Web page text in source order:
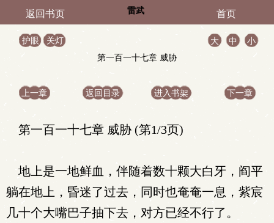
返回书页 雷武 首页
护眼 关灯 大 中
小
第一百一十七章 威胁
上一章 返回目录 进入书架 下一章
第一百一十七章 威胁 (第1/3页)
地上是一地鲜血，伴随着数十颗大白牙，阎平
躺在地上，昏迷了过去，同时也奄奄一息，紫宸
几十个大嘴巴子抽下去，对方已经不行了。